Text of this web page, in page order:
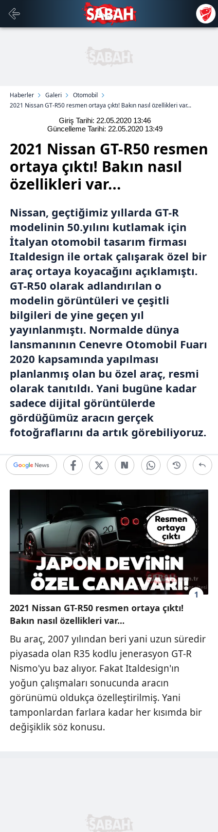
Haberler Galeri
Otomobil
2021 Nissan GT-R50 resmen ortaya çıktı! Bakın nasıl özellikleri var...
Giriş Tarihi: 22.05.2020 13:46
Güncelleme Tarihi: 22.05.2020 13:49
2021 Nissan GT-R50 resmen
ortaya çıktı! Bakın nasıl
özellikleri var...
Nissan, geçtiğimiz yıllarda GT-R
modelinin 50.yılını kutlamak için
İtalyan otomobil tasarım firması
Italdesign ile ortak çalışarak özel bir
araç ortaya koyacağını açıklamıştı.
GT-R50 olarak adlandırılan o
modelin görüntüleri ve çeşitli
bilgileri de yine geçen yıl
yayınlanmıştı. Normalde dünya
lansmanının Cenevre Otomobil Fuarı
2020 kapsamında yapılması
planlanmış olan bu özel araç, resmi
olarak tanıtıldı. Yani bugüne kadar
sadece dijital görüntülerde
gördüğümüz aracın gerçek
fotoğraflarını da artık görebiliyoruz.
1
2021 Nissan GT-R50 resmen ortaya çıktı!
Bakın nasıl özellikleri var...
Bu araç, 2007 yılından beri yani uzun süredir
piyasada olan R35 kodlu jenerasyon GT-R
Nismo'yu baz alıyor. Fakat Italdesign'ın
yoğun çalışmaları sonucunda aracın
görünümü oldukça özelleştirilmiş. Yani
tamponlardan farlara kadar her kısımda bir
değişiklik söz konusu.